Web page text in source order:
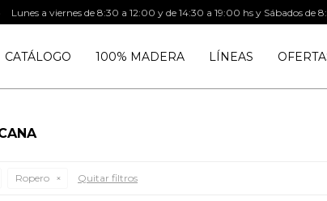
CATÁLOGO 100% MADERA LÍNEAS
Lunes a viernes de 8:30 a 12:00 y de 14:30 a 19:00 hs y Sábados de
Ropero Quitar filtros